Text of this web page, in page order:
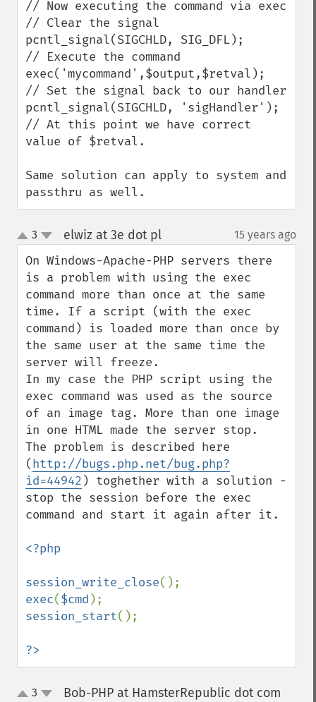
// Now executing the command via exec
// Clear the signal
pcntl_signal(SIGCHLD, SIG_DFL);
// Execute the command
exec('mycommand',$output,$retval);
// Set the signal back to our handler
pcntl_signal(SIGCHLD, 'sigHandler');
// At this point we have correct
value of $retval.
Same solution can apply to system and
passthru as well.
up
down
3 elwiz at 3e dot pl¶ 15 years ago
On Windows-Apache-PHP servers there
is a problem with using the exec
command more than once at the same
time. If a script (with the exec
command) is loaded more than once by
the same user at the same time the
server will freeze.
In my case the PHP script using the
exec command was used as the source
of an image tag. More than one image
in one HTML made the server stop.
The problem is described here
(http://bugs.php.net/bug.php?
id=44942 ) toghether with a solution -
stop the session before the exec
command and start it again after it.
<?php
session_write_close
exec($cmd
session_start();
?>
up3 Bob-PHP at HamsterRepublic dot com